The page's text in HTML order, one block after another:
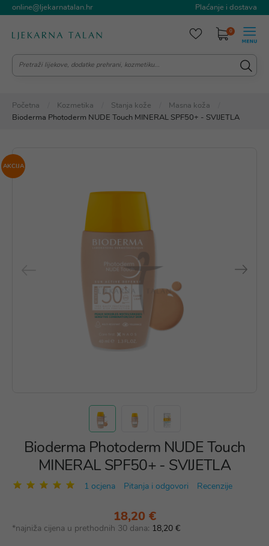
online@ljekarnatalan.hr Plaćanje i dostava
0
Početna Kozmetika Stanja kože
Masna koža
Bioderma Photoderm NUDE Touch MINERAL SPF50+ - SVIJETLA
AKCIJA
Bioderma Photoderm NUDE Touch
MINERAL SPF50+ - SVIJETLA
1 ocjena Pitanja i odgovori Recenzije
18,20 €
*najniža cijena u prethodnih 30 dana: 18,20 €